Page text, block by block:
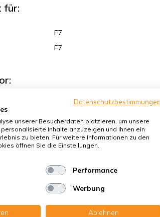
für:
F7
F7
ComfoAir Q 350/450/600 -
Datenschutzbestimmungen
unserer Besucherdaten platzieren, um unsere
Inhalte anzuzeigen und Ihnen ein
zu bieten. Für weitere Informationen zu den
öffnen Sie die Einstellungen.
Performance
Werbung
Ablehnen